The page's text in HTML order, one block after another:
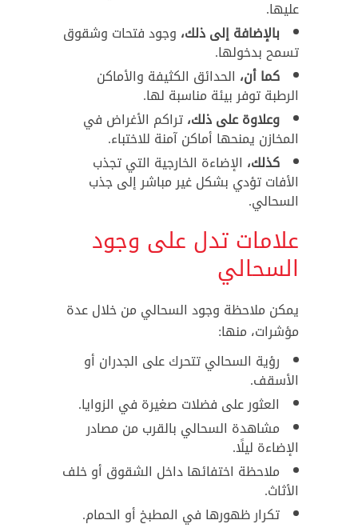
عليها.
بالإضافة إلى ذلك، وجود فتحات وشقوق
تسمح بدخولها.
كما أن، الحدائق الكثيفة والأماكن
الرطبة توفر بيئة مناسبة لها.
وعلاوة على ذلك،تراكم الأغراض في
المخازن يمنحها أماكن آمنة للاختباء.
كذلك، الإضاءة الخارجية التي تجذب
الأفات تؤدي بشكل غير مباشر إلى جذب
السحالي.
علامات تدل على وجود
السحالي
يمكن ملاحظة وجود السحالي من خلال عدة
مؤشرات، منها:
رؤية السحالي تتحرك على الجدران أو
الأسقف.
العثور على فضلات صغيرة في الزوايا.
مشاهدة السحالي بالقرب من مصادر
الإضاءة ليلًا.
ملاحظة اختفائها داخل الشقوق أو خلف
الأثاث.
تكرار ظهورها في المطبخ أو الحمام.